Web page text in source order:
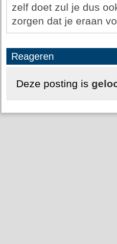
zelf doet zul je dus
zorgen dat je eraan
Reageren
Deze posting is